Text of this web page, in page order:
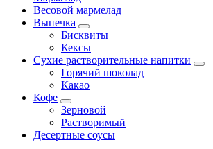
Весовой мармелад
Выпечка
Бисквиты
Кексы
Сухие растворительные напитки
Горячий шоколад
Какао
Кофе
Зерновой
Растворимый
Десертные соусы